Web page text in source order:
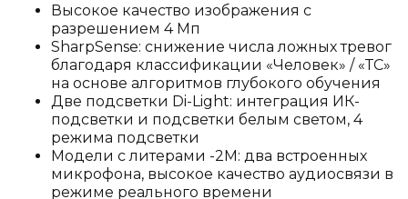
Высокое качество изображения с
разрешением 4 Мп
SharpSense: снижение числа ложных тревог
благодаря классификации «Человек» / «ТС»
на основе алгоритмов глубокого обучения
Две подсветки Di-Light: интеграция ИК-
подсветки и подсветки белым светом, 4
режима подсветки
Модели с литерами -2M: два встроенных
микрофона, высокое качество аудиосвязи в
режиме реального времени